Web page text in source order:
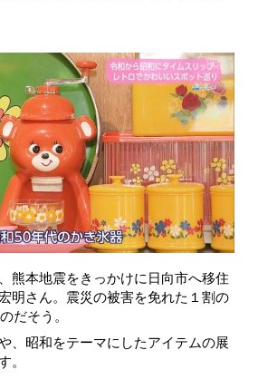
熊本地震をきっかけに日向市へ移住
明さん。震災の被害を免れた１割の
だそう。
、昭和をテーマにしたアイテムの展
。